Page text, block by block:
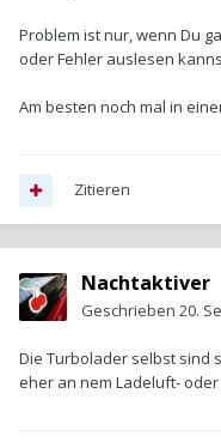
Problem ist nur, wenn Du
oder Fehler auslesen
Am besten noch mal in
Zitieren
Nachtaktiver
Geschrieben 20.
Die Turbolader selbst sind
eher an nem Ladeluft-